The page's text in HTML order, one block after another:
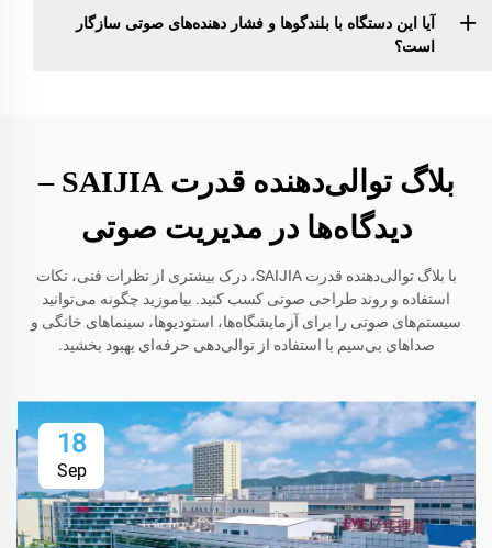
آیا این دستگاه با بلندگو‌ها و فشار دهنده‌های صوتی سازگار
است؟
بلاگ توالی‌دهنده قدرت SAIJIA –
دیدگاه‌ها در مدیریت صوتی
با بلاگ توالی‌دهنده قدرت SAIJIA، درک بیشتری از نظرات فنی، نکات
استفاده و روند طراحی صوتی کسب کنید. بیاموزید چگونه می‌توانید
سیستم‌های صوتی را برای آزمایشگاه‌ها، استودیوها، سینماهای خانگی و
صداهای بی‌سیم با استفاده از توالی‌دهی حرفه‌ای بهبود بخشید.
18
Sep